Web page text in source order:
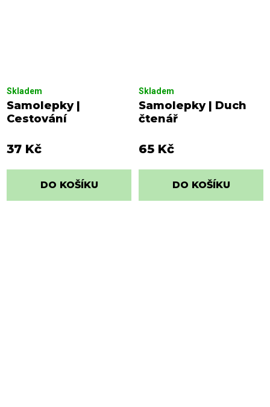
Samolepky |
Cestování
Skladem
37 Kč
DO KOŠÍKU
Samolepky | Duch
čtenář
Skladem
65 Kč
DO KOŠÍKU